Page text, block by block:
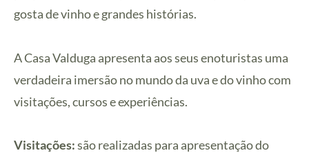
gosta de vinho e grandes histórias.
A Casa Valduga apresenta aos seus enoturistas uma
verdadeira imersão no mundo da uva e do vinho com
visitações, cursos e experiências.
Visitações:são realizadas para apresentação do